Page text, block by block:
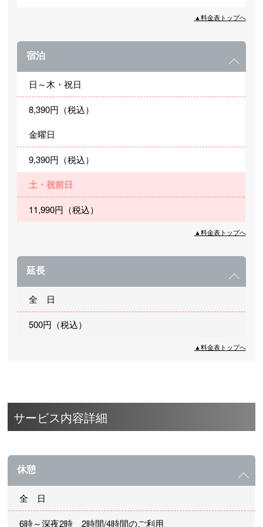
▲料金表トップへ
宿泊
日～木・祝日
8,390円（税込）
金曜日
9,390円（税込）
土・祝前日
11,990円（税込）
▲料金表トップへ
延長
全 日
500円（税込）
▲料金表トップへ
サービス内容詳細
休憩
全 日
6時～深夜2時 2時間/4時間のご利用